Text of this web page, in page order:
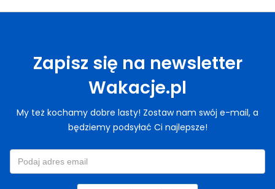
Zapisz się na newsletter
Wakacje.pl
My też kochamy dobre lasty! Zostaw nam swój e-mail, a
będziemy podsyłać Ci najlepsze!